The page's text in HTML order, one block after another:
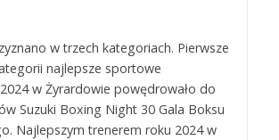
w trzech kategoriach. Pierwsze
najlepsze sportowe
w Żyrardowie powędrowało do
Suzuki Boxing Night 30 Gala Boksu
Najlepszym trenerem roku 2024 w